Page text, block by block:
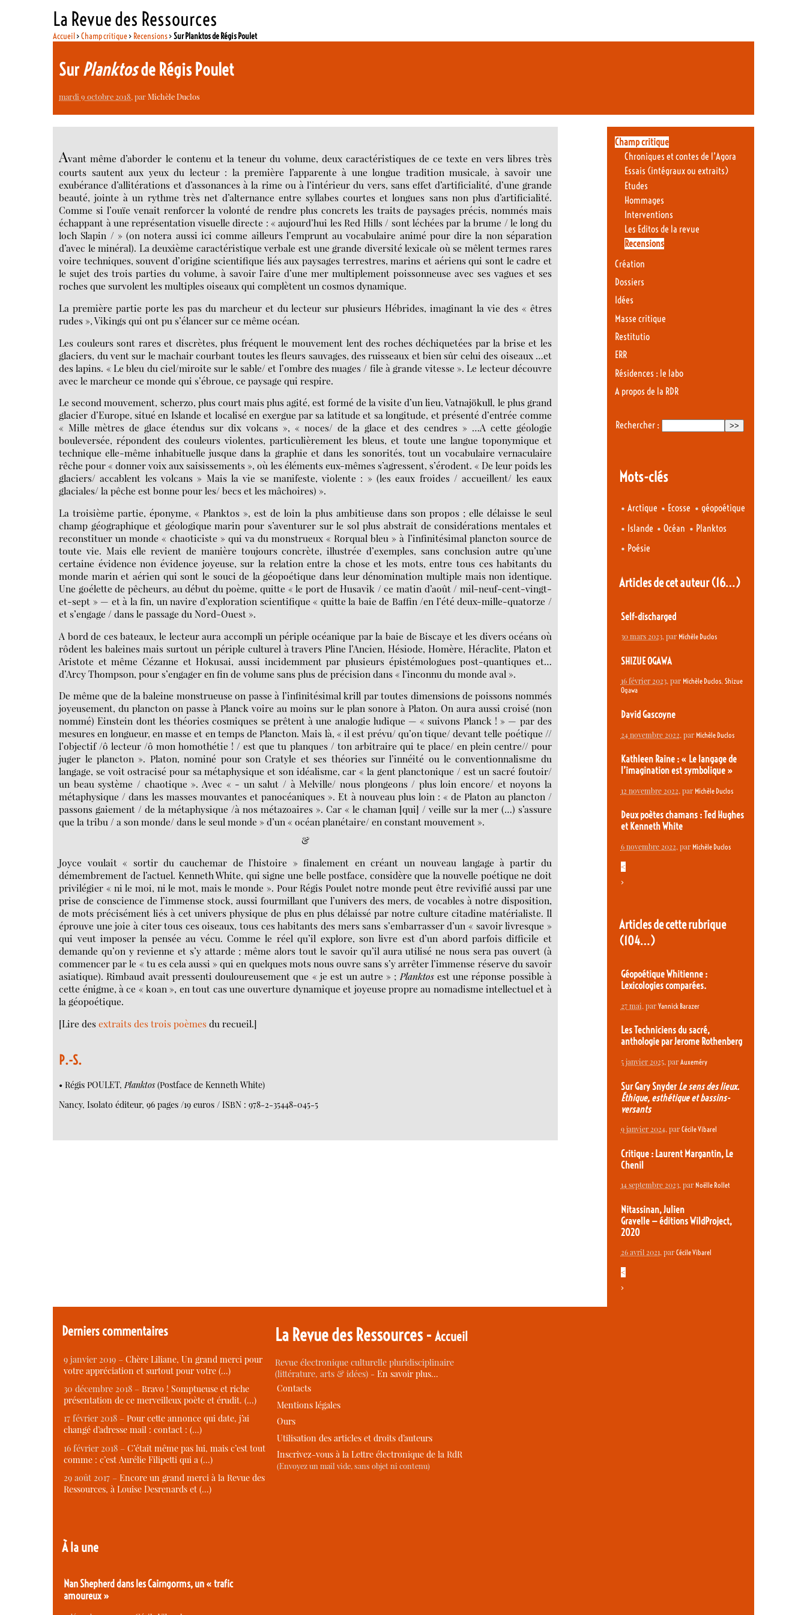
La Revue des Ressources
Accueil>Champ critique> Recensions>Sur Planktos de Régis Poulet
Sur Planktosde Régis Poulet
mardi 9 octobre 2018, parMichèle Duclos
Avant même d’aborder le contenu et la teneur du volume, deux caractéristiques de ce texte en vers libres très
courts sautent aux yeux du lecteur : la première l’apparente à une longue tradition musicale, à savoir une
exubérance d’allitérations et d’assonances à la rime ou à l’intérieur du vers, sans effet d’artificialité, d’une grande
beauté, jointe à un rythme très net d’alternance entre syllabes courtes et longues sans non plus d’artificialité.
Comme si l’ouïe venait renforcer la volonté de rendre plus concrets les traits de paysages précis, nommés mais
échappant à une représentation visuelle directe : « aujourd’hui les Red Hills / sont léchées par la brume / le long du
loch Slapin / » (on notera aussi ici comme ailleurs l’emprunt au vocabulaire animé pour dire la non séparation
d’avec le minéral). La deuxième caractéristique verbale est une grande diversité lexicale où se mêlent termes rares
voire techniques, souvent d’origine scientifique liés aux paysages terrestres, marins et aériens qui sont le cadre et
le sujet des trois parties du volume, à savoir l’aire d’une mer multiplement poissonneuse avec ses vagues et ses
roches que survolent les multiples oiseaux qui complètent un cosmos dynamique.
La première partie porte les pas du marcheur et du lecteur sur plusieurs Hébrides, imaginant la vie des « êtres
rudes », Vikings qui ont pu s’élancer sur ce même océan.
Les couleurs sont rares et discrètes, plus fréquent le mouvement lent des roches déchiquetées par la brise et les
glaciers, du vent sur le machair courbant toutes les fleurs sauvages, des ruisseaux et bien sûr celui des oiseaux …et
des lapins. « Le bleu du ciel/miroite sur le sable/ et l’ombre des nuages / file à grande vitesse ». Le lecteur découvre
avec le marcheur ce monde qui s’ébroue, ce paysage qui respire.
Le second mouvement, scherzo, plus court mais plus agité, est formé de la visite d’un lieu, Vatnajökull, le plus grand
glacier d’Europe, situé en Islande et localisé en exergue par sa latitude et sa longitude, et présenté d’entrée comme
« Mille mètres de glace étendus sur dix volcans », « noces/ de la glace et des cendres » …A cette géologie
bouleversée, répondent des couleurs violentes, particulièrement les bleus, et toute une langue toponymique et
technique elle-même inhabituelle jusque dans la graphie et dans les sonorités, tout un vocabulaire vernaculaire
rêche pour « donner voix aux saisissements », où les éléments eux-mêmes s’agressent, s’érodent. « De leur poids les
glaciers/ accablent les volcans » Mais la vie se manifeste, violente : » (les eaux froides / accueillent/ les eaux
glaciales/ la pêche est bonne pour les/ becs et les mâchoires) ».
La troisième partie, éponyme, « Planktos », est de loin la plus ambitieuse dans son propos ; elle délaisse le seul
champ géographique et géologique marin pour s’aventurer sur le sol plus abstrait de considérations mentales et
reconstituer un monde « chaoticiste » qui va du monstrueux « Rorqual bleu » à l’infinitésimal plancton source de
toute vie. Mais elle revient de manière toujours concrète, illustrée d’exemples, sans conclusion autre qu’une
certaine évidence non évidence joyeuse, sur la relation entre la chose et les mots, entre tous ces habitants du
monde marin et aérien qui sont le souci de la géopoétique dans leur dénomination multiple mais non identique.
Une goélette de pêcheurs, au début du poème, quitte « le port de Husavik / ce matin d’août / mil-neuf-cent-vingt-
et-sept » — et à la fin, un navire d’exploration scientifique « quitte la baie de Baffin /en l’été deux-mille-quatorze /
et s’engage / dans le passage du Nord-Ouest ».
A bord de ces bateaux, le lecteur aura accompli un périple océanique par la baie de Biscaye et les divers océans où
rôdent les baleines mais surtout un périple culturel à travers Pline l’Ancien, Hésiode, Homère, Héraclite, Platon et
Aristote et même Cézanne et Hokusai, aussi incidemment par plusieurs épistémologues post-quantiques et…
d’Arcy Thompson, pour s’engager en fin de volume sans plus de précision dans « l’inconnu du monde aval ».
De même que de la baleine monstrueuse on passe à l’infinitésimal krill par toutes dimensions de poissons nommés
joyeusement, du plancton on passe à Planck voire au moins sur le plan sonore à Platon. On aura aussi croisé (non
nommé) Einstein dont les théories cosmiques se prêtent à une analogie ludique — « suivons Planck ! » — par des
mesures en longueur, en masse et en temps de Plancton. Mais là, « il est prévu/ qu’on tique/ devant telle poétique //
l’objectif /ô lecteur /ô mon homothétie ! / est que tu planques / ton arbitraire qui te place/ en plein centre// pour
juger le plancton ». Platon, nominé pour son Cratyle et ses théories sur l’innéité ou le conventionnalisme du
langage, se voit ostracisé pour sa métaphysique et son idéalisme, car « la gent planctonique / est un sacré foutoir/
un beau système / chaotique ». Avec « - un salut / à Melville/ nous plongeons / plus loin encore/ et noyons la
métaphysique / dans les masses mouvantes et panocéaniques ». Et à nouveau plus loin : « de Platon au plancton /
passons gaiement / de la métaphysique /à nos métazoaires ». Car « le chaman [qui] / veille sur la mer (…) s’assure
que la tribu / a son monde/ dans le seul monde » d’un « océan planétaire/ en constant mouvement ».
&
Joyce voulait « sortir du cauchemar de l’histoire » finalement en créant un nouveau langage à partir du
démembrement de l’actuel. Kenneth White, qui signe une belle postface, considère que la nouvelle poétique ne doit
privilégier « ni le moi, ni le mot, mais le monde ». Pour Régis Poulet notre monde peut être revivifié aussi par une
prise de conscience de l’immense stock, aussi fourmillant que l’univers des mers, de vocables à notre disposition,
de mots précisément liés à cet univers physique de plus en plus délaissé par notre culture citadine matérialiste. Il
éprouve une joie à citer tous ces oiseaux, tous ces habitants des mers sans s’embarrasser d’un « savoir livresque »
qui veut imposer la pensée au vécu. Comme le réel qu’il explore, son livre est d’un abord parfois difficile et
demande qu’on y revienne et s’y attarde ; même alors tout le savoir qu’il aura utilisé ne nous sera pas ouvert (à
commencer par le « tu es cela aussi » qui en quelques mots nous ouvre sans s’y arrêter l’immense réserve du savoir
asiatique). Rimbaud avait pressenti douloureusement que « je est un autre » ; Planktosest une réponse possible à
cette énigme, à ce « koan », en tout cas une ouverture dynamique et joyeuse propre au nomadisme intellectuel et à
la géopoétique.
[Lire desextraits des trois poèmesdu recueil.]
P.-S.
• Régis POULET,Planktos(Postface de Kenneth White)
Nancy, Isolato éditeur, 96 pages /19 euros / ISBN : 978-2-35448-045-5
Champ critique
Chroniques et contes de l’Agora
Essais (intégraux ou extraits)
Etudes
Hommages
Interventions
Les Editos de la revue
Recensions
Création
Dossiers
Idées
Masse critique
Restitutio
ERR
Résidences : le labo
A propos de la RDR
Rechercher :
Mots-clés
• Arctique • Ecosse • géopoétique
• Islande •Océan • Planktos
• Poésie
Articles de cet auteur(16…)
Self-discharged
30 mars 2023, par Michèle Duclos
SHIZUE OGAWA
16 février 2023, par Michèle Duclos, Shizue
Ogawa
David Gascoyne
24 novembre 2022, par Michèle Duclos
Kathleen Raine : « Le langage de
l’imagination est symbolique »
12 novembre 2022, par Michèle Duclos
Deux poètes chamans : Ted Hughes
et Kenneth White
6 novembre 2022, par Michèle Duclos
<
>
Articles de cette rubrique
(104…)
Géopoétique Whitienne :
Lexicologies comparées.
27 mai, par Yannick Barazer
Les Techniciens du sacré,
anthologie par Jerome Rothenberg
5 janvier 2025, par Auxeméry
Sur Gary SnyderLe sens des lieux.
Éthique, esthétique et bassins-
versants
9 janvier 2024, par Cécile Vibarel
Critique : Laurent Margantin, Le
Chenil
14 septembre 2023, par Noëlle Rollet
Nitassinan, Julien
Gravelle — éditions WildProject,
2020
26 avril 2021, par Cécile Vibarel
<
>
Derniers commentaires
9 janvier 2019 – Chère Liliane, Un grand merci pour
votre appréciation et surtout pour votre (…)
30 décembre 2018 – Bravo ! Somptueuse et riche
présentation de ce merveilleux poète et érudit. (…)
17 février 2018 – Pour cette annonce qui date, j’ai
changé d’adresse mail : contact : (…)
16 février 2018 – C’était même pas lui, mais c’est tout
comme : c’est Aurélie Filipetti qui a (…)
29 août 2017 – Encore un grand merci à la Revue des
Ressources, à Louise Desrenards et (…)
À la une
Nan Shepherd dans les Cairngorms, un « trafic
amoureux »
La Revue des Ressources -Accueil
Revue électronique culturelle pluridisciplinaire
(littérature, arts & idées) -En savoir plus…
Contacts
Mentions légales
Ours
Utilisation des articles et droits d’auteurs
Inscrivez-vous à la Lettre électronique de la RdR
(Envoyez un mail vide, sans objet ni contenu)